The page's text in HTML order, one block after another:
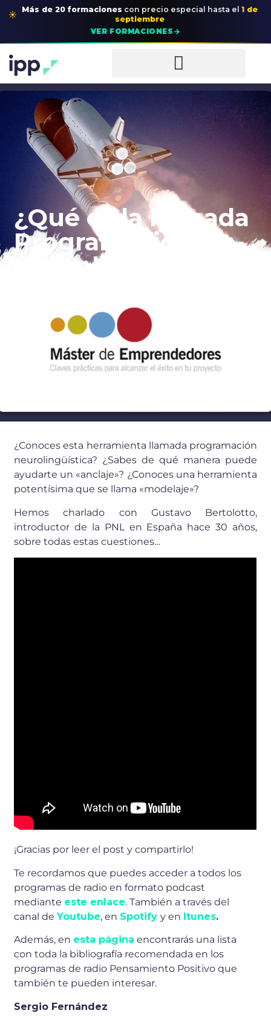
☀ Más de 20 formaciones con precio especial hasta el 1 de
septiembre
VER FORMACIONES →
¿Qué es la llamada
Programación
Neurolingüística?
¿Conoces esta herramienta llamada programación
neurolingüística? ¿Sabes de qué manera puede
ayudarte un «anclaje»? ¿Conoces una herramienta
potentísima que se llama «modelaje»?
Hemos charlado con Gustavo Bertolotto,
introductor de la PNL en España hace 30 años,
sobre todas estas cuestiones…
¡Gracias por leer el post y compartirlo!
Te recordamos que puedes acceder a todos los
programas de radio en formato podcast
mediante este enlace. También a través del
canal deYoutube, en Spotifyy en Itunes.
Además, en esta página encontrarás una lista
con toda la bibliografía recomendada en los
programas de radio Pensamiento Positivo que
también te pueden interesar.
Sergio Fernández